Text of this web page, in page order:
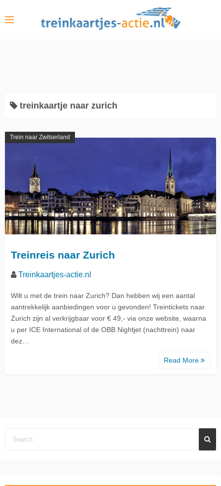
treinkaartje naar zurich
Trein naar Zwitserland
Treinreis naar Zurich
Treinkaartjes-actie.nl
Wilt u met de trein naar Zurich? Dan hebben wij een aantal
aantrekkelijk aanbiedingen voor u gevonden! Treintickets naar
Zurich zijn al verkrijgbaar voor € 49,- via onze website, waarna
u per ICE International of de OBB Nightjet (nachttrein) naar
dez…
Read More